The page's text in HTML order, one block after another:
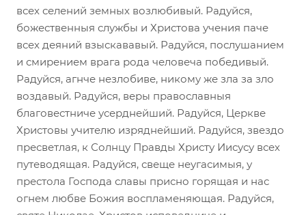
всех селений земных возлюбивый. Радуйся,
божественныя службы и Христова учения паче
всех деяний взыскававый. Радуйся, послушанием
и смирением врага рода человеча победивый.
Радуйся, агнче незлобиве, никому же зла за зло
воздавый. Радуйся, веры православныя
благовестниче усерднейший. Радуйся, Церкве
Христовы учителю изряднейший. Радуйся, звездо
пресветлая, к Солнцу Правды Христу Иисусу всех
путеводящая. Радуйся, свеще неугасимыя, у
престола Господа славы присно горящая и нас
огнем любве Божия воспламеняющая. Радуйся,